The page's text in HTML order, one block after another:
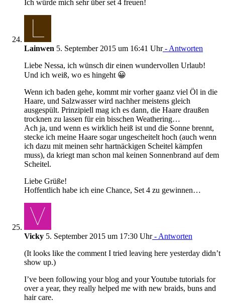
Ich würde mich sehr über set 4 freuen!
Lainwen 5. September 2015 um 16:41 Uhr- Antworten
Liebe Nessa, ich wünsch dir einen wundervollen Urlaub!
Und ich weiß, wo es hingeht 😀
Wenn ich baden gehe, kommt mir vorher gaanz viel Öl in die
Haare, und Salzwasser wird nachher meistens gleich
ausgespült. Prinzipiell mag ich es dann, die Haare draußen
trocknen zu lassen für ein bisschen Weathering…
Ach ja, und wenn es wirklich heiß ist und die Sonne brennt,
stecke ich meine Haare sogar ungescheitelt hoch (auch wenn
ich dazu mit meinen sehr hartnäckigen Scheitel kämpfen
muss), da kriegt man schon mal keinen Sonnenbrand auf dem
Scheitel.
Liebe Grüße!
Hoffentlich habe ich eine Chance, Set 4 zu gewinnen…
Vicky 5. September 2015 um 17:30 Uhr- Antworten
(It looks like the comment I tried leaving here yesterday didn’t
show up.)
I’ve been following your blog and your Youtube tutorials for
over a year, they really helped me with new braids, buns and
hair care.